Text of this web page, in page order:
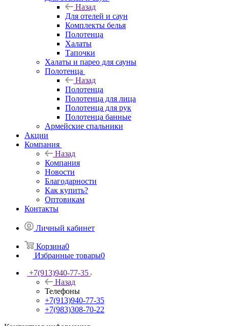
Назад
Для отелей и саун
Комплекты белья
Полотенца
Халаты
Тапочки
Халаты и парео для сауны
Полотенца
Назад
Полотенца
Полотенца для лица
Полотенца для рук
Полотенца банные
Армейские спальники
Акции
Компания
Назад
Компания
Новости
Благодарности
Как купить?
Оптовикам
Контакты
Личный кабинет
Корзина0
Избранные товары0
+7(913)940-77-35
Назад
Телефоны
+7(913)940-77-35
+7(983)308-70-22